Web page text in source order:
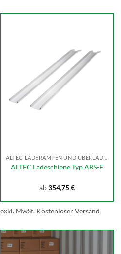
ALTEC Ladeschiene Typ ABS-F
ab354,75€
exkl. MwSt. Kostenloser Versand